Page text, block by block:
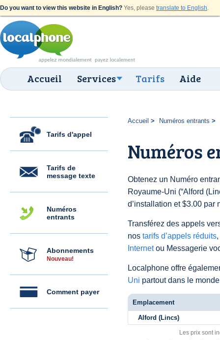
Do you want to view this website in English? Yes, please translate to English.
Accueil Services Tarifs Aide
Tarifs d'appel
Tarifs de
message texte
Numéros
entrants
Abonnements
Nouveau!
Comment payer
Accueil Numéros entrants
Numéros
Obtenez un Numéro
Royaume-Uni (“Alford
d’installation et $3.00 par
Transférez des appels
nos tarifs d’appels réduits
Internetou Messagerie
Localphone offre
Uni partout dans le
Emplacement
Alford (Lincs)
Les prix sont